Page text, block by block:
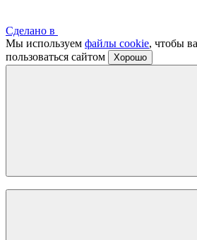
Сделано в
Мы используем файлы cookie, чтобы
пользоваться сайтом
Хорошо